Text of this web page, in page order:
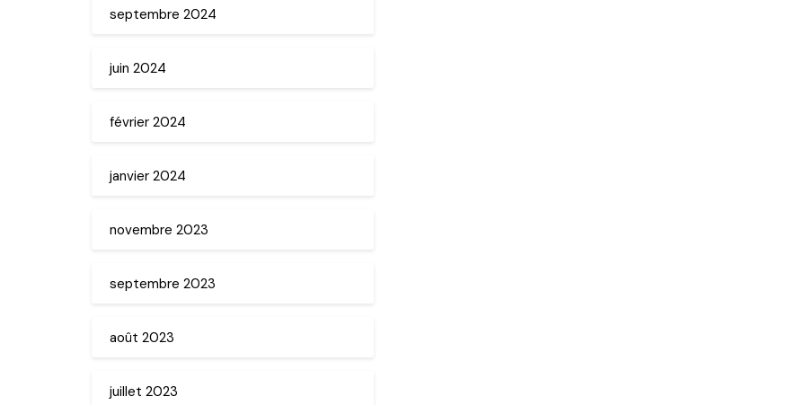
septembre 2024
juin 2024
février 2024
janvier 2024
novembre 2023
septembre 2023
août 2023
juillet 2023